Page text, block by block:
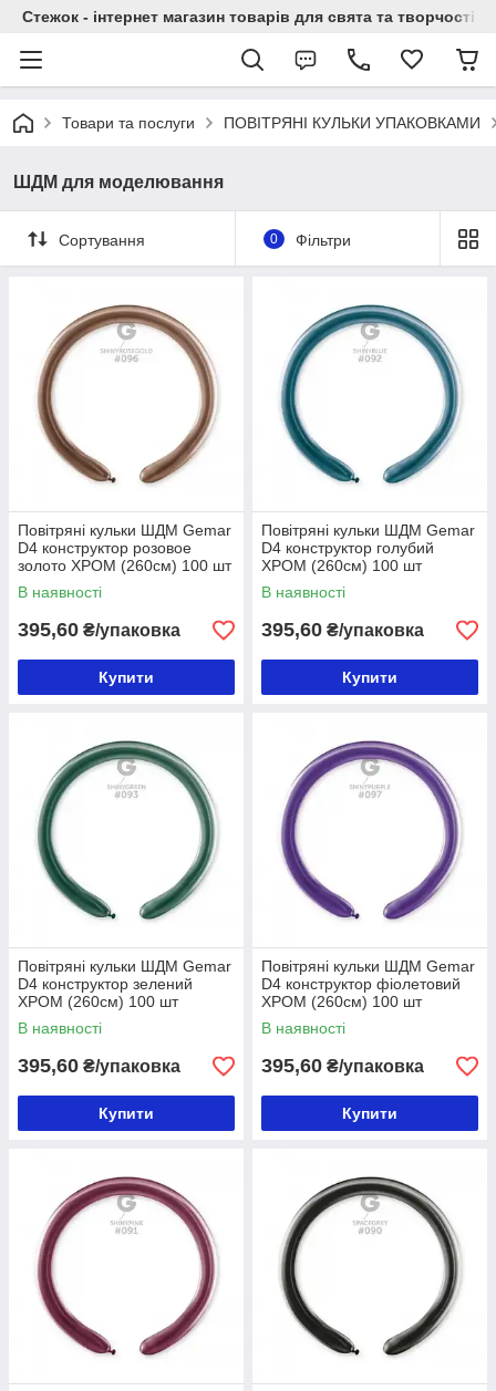
Стежок - інтернет магазин товарів для свята та творчості
Товари та послуги ПОВІТРЯНІ КУЛЬКИ УПАКОВКАМИ
ШДМ для моделювання
Сортування 0 Фільтри
Повітряні кульки ШДМ Gemar
D4 конструктор розовое
золото ХРОМ (260см) 100 шт
В наявності
395,60 ₴/упаковка
Купити
Повітряні кульки ШДМ Gemar
D4 конструктор голубий
ХРОМ (260см) 100 шт
В наявності
395,60 ₴/упаковка
Купити
Повітряні кульки ШДМ Gemar
D4 конструктор зелений
ХРОМ (260см) 100 шт
В наявності
395,60 ₴/упаковка
Купити
Повітряні кульки ШДМ Gemar
D4 конструктор фіолетовий
ХРОМ (260см) 100 шт
В наявності
395,60 ₴/упаковка
Купити